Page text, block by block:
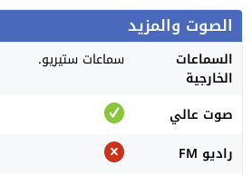
الصوت والمزيد
السماعات
الخارجية
سماعات ستيريو.
صوت عالي
راديو FM